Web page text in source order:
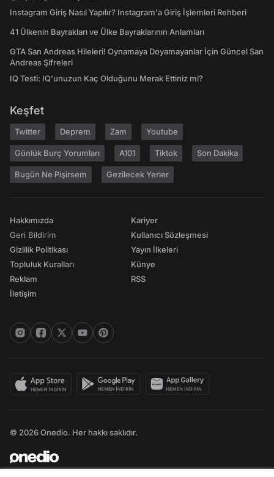
Instagram Giriş Nasıl Yapılır? Instagram'a Giriş İşlemleri Rehberi
41 Ülkenin Bayrakları ve Ülke Bayraklarının Anlamları
GTA San Andreas Hileleri! Oynamaya Doyamayanlar İçin Güncel San
Andreas Şifreleri
IQ Testi: IQ'unuzun Kaç Olduğunu Merak Ettiniz mi?
Keşfet
Twitter Deprem Zam Youtube
Günlük Burç Yorumları A101 Tiktok Son Dakika
Bugün Ne Pişirsem Gezilecek Yerler
Hakkımızda
Geri Bildirim
Gizlilik Politikası
Topluluk Kuralları
Reklam
İletişim
Kariyer
Kullanıcı Sözleşmesi
Yayın İlkeleri
Künye
RSS
© 2026 Onedio. Her hakkı saklıdır.